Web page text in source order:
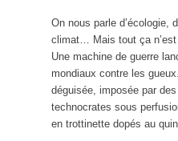
On nous parle d’écologie,
climat… Mais tout ça n’est
Une machine de guerre
mondiaux contre les
déguisée, imposée par
technocrates sous
en trottinette dopés au